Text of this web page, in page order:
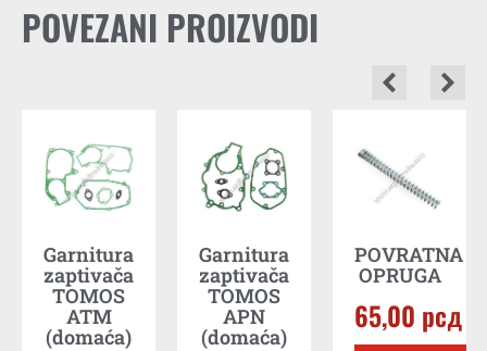
POVEZANI PROIZVODI
Garnitura
zaptivača
TOMOS
ATM
(domaća)
Garnitura
zaptivača
TOMOS
APN
(domaća)
POVRATNA
OPRUGA
65,00 рсд